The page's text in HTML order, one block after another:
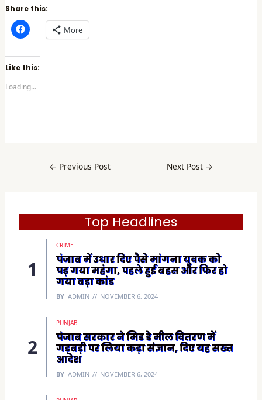
Share this:
C
l
k
t
o
h
e
s
e
w
More
Like this:
Loading...
← Previous Post Next Post →
Top Headlines
CRIME
पंजाब में उधार दिए पैसे मांगना युवक को
पड़ गया महंगा, पहले हुई बहस और फिर हो
गया बड़ा कांड
BY ADMIN NOVEMBER 6, 2024
PUNJAB
पंजाब सरकार ने मिड डे मील वितरण में
गड़बड़ी पर लिया कड़ा संज्ञान, दिए यह सख्त
आदेश
BY ADMIN NOVEMBER 6, 2024